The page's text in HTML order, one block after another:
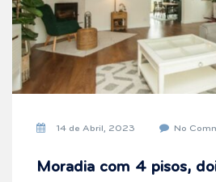
14 de Abril, 2023 No
Moradia com 4 pisos,